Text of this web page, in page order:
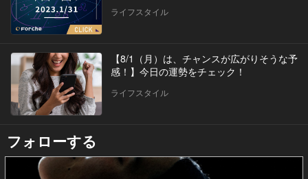
ライフスタイル
【8/1（月）は、チャンスが広がりそうな予
感！】今日の運勢をチェック！
ライフスタイル
フォローする